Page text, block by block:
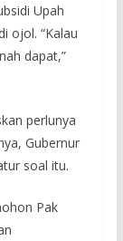
Upah
ojol. “Kalau
dapat,”
perlunya
Gubernur
soal itu.
Pak